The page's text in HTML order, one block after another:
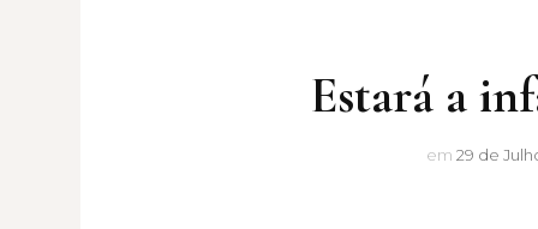
Estará a
em 29 de